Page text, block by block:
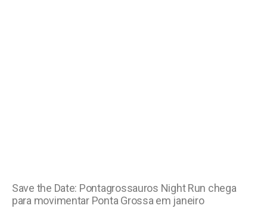
Save the Date: Pontagrossauros Night Run chega
para movimentar Ponta Grossa em janeiro